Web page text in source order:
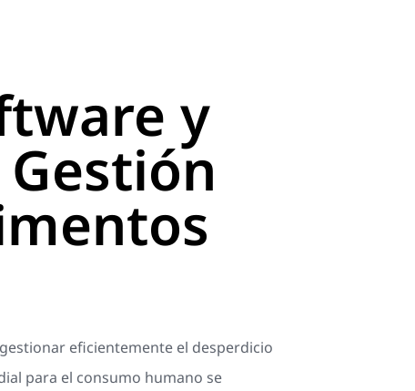
y
eficientemente el desperdicio
para el consumo humano se